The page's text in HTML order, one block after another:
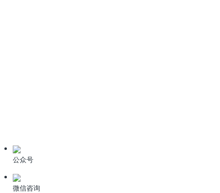
公众号
微信咨询